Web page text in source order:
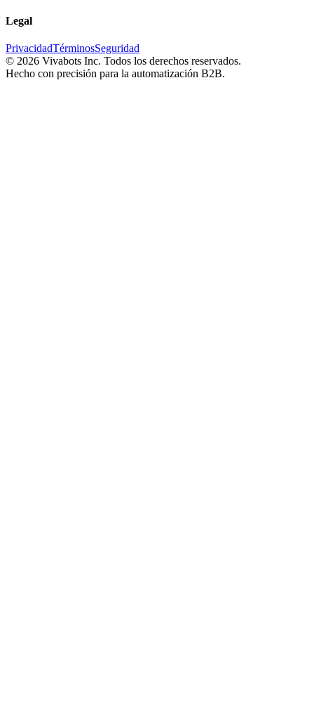
Legal
PrivacidadTérminosSeguridad
© 2026 Vivabots Inc. Todos los derechos reservados.
Hecho con precisión para la automatización B2B.